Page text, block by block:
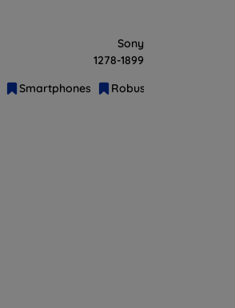
Sony
1278-1899
Smartphones Robuste Handys